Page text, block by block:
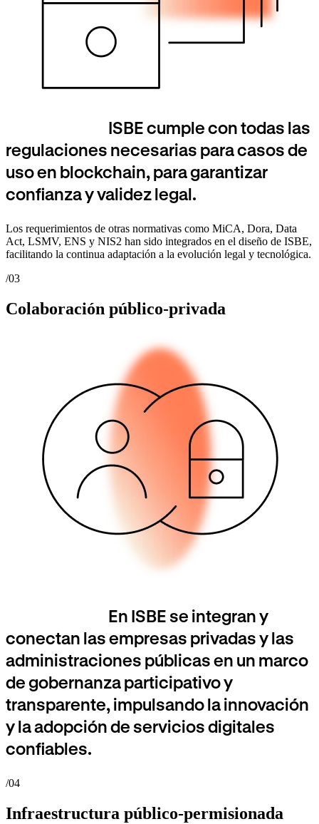
ISBE cumple con todas las
regulaciones necesarias para casos de
uso en blockchain, para garantizar
confianza y validez legal.
Los requerimientos de otras normativas como MiCA, Dora, Data
Act, LSMV, ENS y NIS2 han sido integrados en el diseño de ISBE,
facilitando la continua adaptación a la evolución legal y tecnológica.
/03
Colaboración público-privada
En ISBE se integran y
conectan las empresas privadas y las
administraciones públicas en un marco
de gobernanza participativo y
transparente, impulsando la innovación
y la adopción de servicios digitales
confiables.
/04
Infraestructura público-permisionada